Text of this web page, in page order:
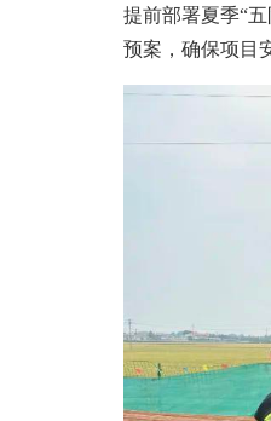
提前部署夏季“
预案，确保项目